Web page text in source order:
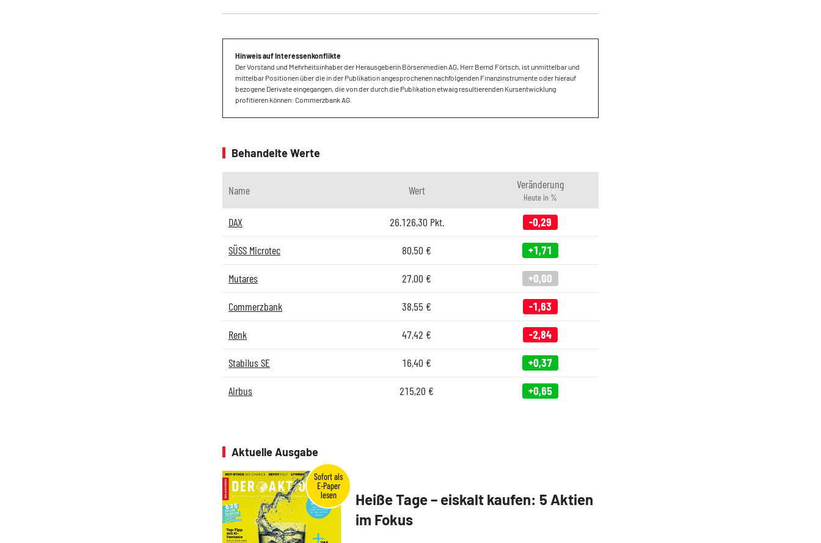
Hinweis auf Interessenkonflikte
Der Vorstand und Mehrheitsinhaber der Herausgeberin Börsenmedien AG, Herr Bernd Förtsch, ist unmittelbar und
mittelbar Positionen über die in der Publikation angesprochenen nachfolgenden Finanzinstrumente oder hierauf
bezogene Derivate eingegangen, die von der durch die Publikation etwaig resultierenden Kursentwicklung
profitieren können: Commerzbank AG.
Behandelte Werte
Name Wert Veränderung
Heute in %
DAX 26.126,30 Pkt. -0,29
SÜSS Microtec 80,50 € +1,71
Mutares 27,00 € +0,00
Commerzbank 38,55 € -1,63
Renk 47,42 € -2,84
Stabilus SE 16,40 € +0,37
Airbus 215,20 € +0,65
Aktuelle Ausgabe
Heiße Tage – eiskalt kaufen: 5 Aktien
im Fokus